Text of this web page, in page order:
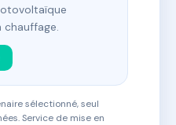
sélectionné, seul
Service de mise en